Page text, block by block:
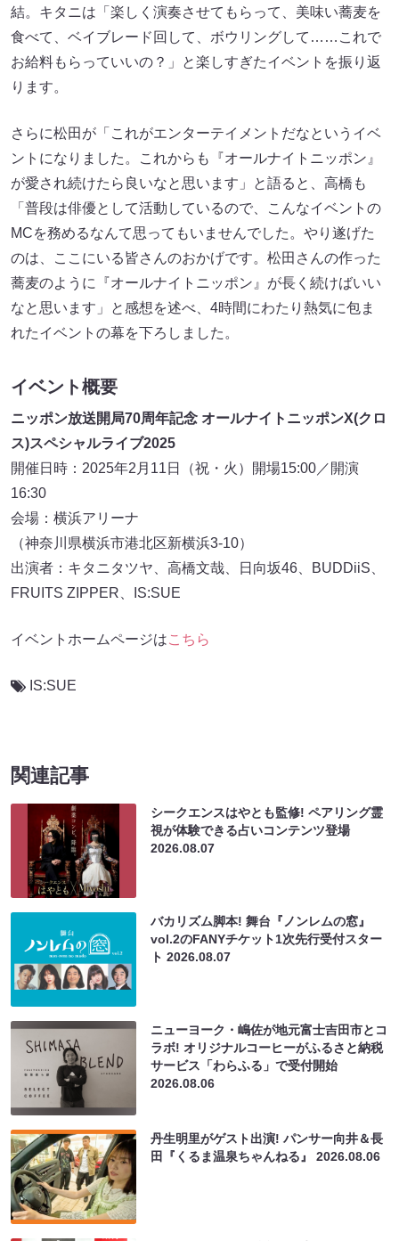
結。キタニは「楽しく演奏させてもらって、美味い蕎麦を
食べて、ベイブレード回して、ボウリングして……これで
お給料もらっていいの？」と楽しすぎたイベントを振り返
ります。
さらに松田が「これがエンターテイメントだなというイベ
ントになりました。これからも『オールナイトニッポン』
が愛され続けたら良いなと思います」と語ると、高橋も
「普段は俳優として活動しているので、こんなイベントの
MCを務めるなんて思ってもいませんでした。やり遂げた
のは、ここにいる皆さんのおかげです。松田さんの作った
蕎麦のように『オールナイトニッポン』が長く続けばいい
なと思います」と感想を述べ、4時間にわたり熱気に包ま
れたイベントの幕を下ろしました。
イベント概要
ニッポン放送開局70周年記念 オールナイトニッポンX(クロ
ス)スペシャルライブ2025
開催日時：2025年2月11日（祝・火）開場15:00／開演
16:30
会場：横浜アリーナ
（神奈川県横浜市港北区新横浜3-10）
出演者：キタニタツヤ、高橋文哉、日向坂46、BUDDiiS、
FRUITS ZIPPER、IS:SUE
イベントホームページはこちら
IS:SUE
関連記事
シークエンスはやとも監修! ペアリング霊
視が体験できる占いコンテンツ登場
2026.08.07
バカリズム脚本! 舞台『ノンレムの窓』
vol.2のFANYチケット1次先行受付スター
ト2026.08.07
ニューヨーク・嶋佐が地元富士吉田市とコ
ラボ! オリジナルコーヒーがふるさと納税
サービス「わらふる」で受付開始
2026.08.06
丹生明里がゲスト出演! パンサー向井＆長
田『くるま温泉ちゃんねる』2026.08.06